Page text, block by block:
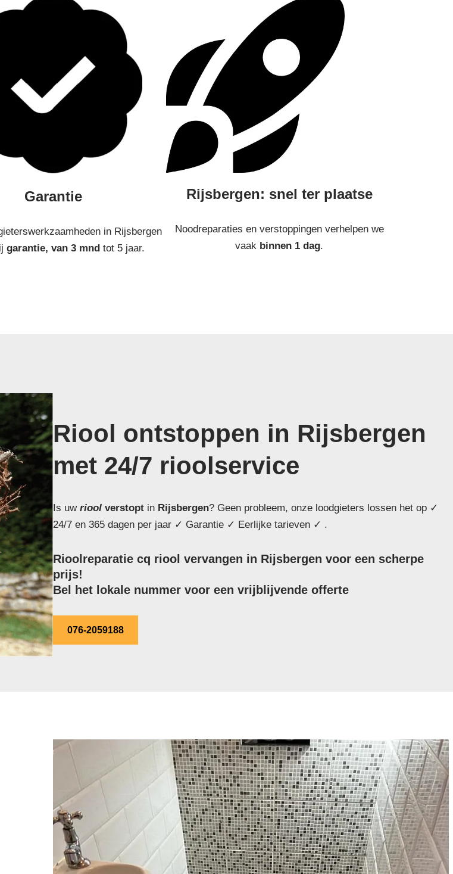
Garantie
in Rijsbergen
garantie, van 3 mndtot 5 jaar.
Rijsbergen: snel ter plaatse
Noodreparaties en verstoppingen verhelpen we
vaak binnen 1 dag.
Riool ontstoppen in Rijsbergen
met 24/7 rioolservice
Is uw riool verstopt in Rijsbergen? Geen probleem, onze loodgieters lossen het op ✓
24/7 en 365 dagen per jaar ✓ Garantie ✓ Eerlijke tarieven ✓ .
Rioolreparatie cq riool vervangen in Rijsbergen voor een scherpe
prijs!
Bel het lokale nummer voor een vrijblijvende offerte
076-2059188